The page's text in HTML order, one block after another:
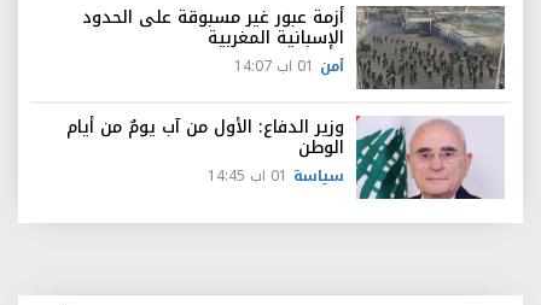
أزمة عبور غير مسبوقة على الحدود
الإسبانية المغربية
أمن 01 اب 14:07
وزير الدفاع: الأول من آب يومٌ من أيام
الوطن
سياسة 01 اب 14:45